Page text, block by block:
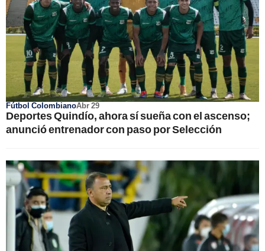
Fútbol ColombianoAbr 29
Deportes Quindío, ahora sí sueña con el ascenso;
anunció entrenador con paso por Selección